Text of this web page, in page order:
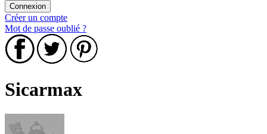
Créer un compte
Mot de passe oublié ?
Sicarmax